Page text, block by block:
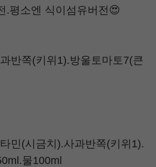
.평소엔 식이섬유버전😍
반쪽(키위1).방울토마토7(큰
민(시금치).사과반쪽(키위1).
물100ml